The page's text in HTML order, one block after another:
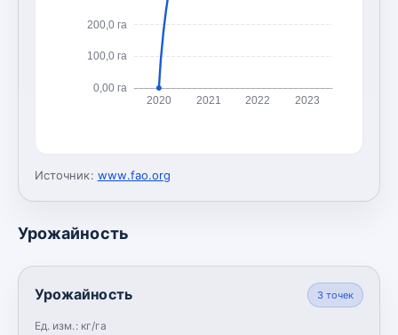
0,00 га
100,0 га
200,0 га
2020 2021 2022 2023
Источник: www.fao.org
Урожайность
Урожайность
Ед. изм.: кг/га
3точек